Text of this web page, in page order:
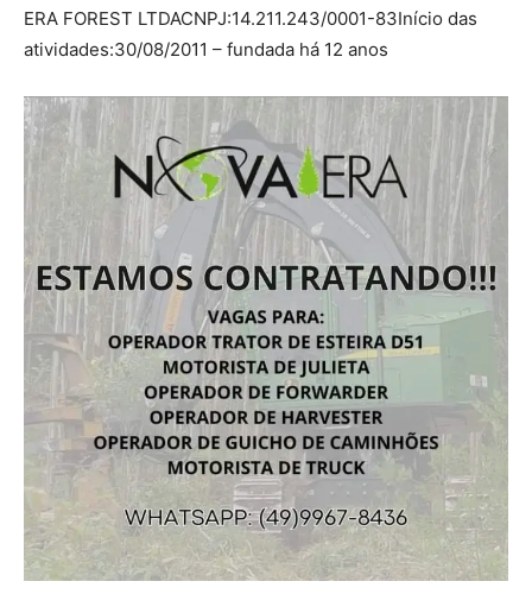
ERA FOREST LTDACNPJ:14.211.243/0001-83Início das
atividades:30/08/2011 – fundada há 12 anos